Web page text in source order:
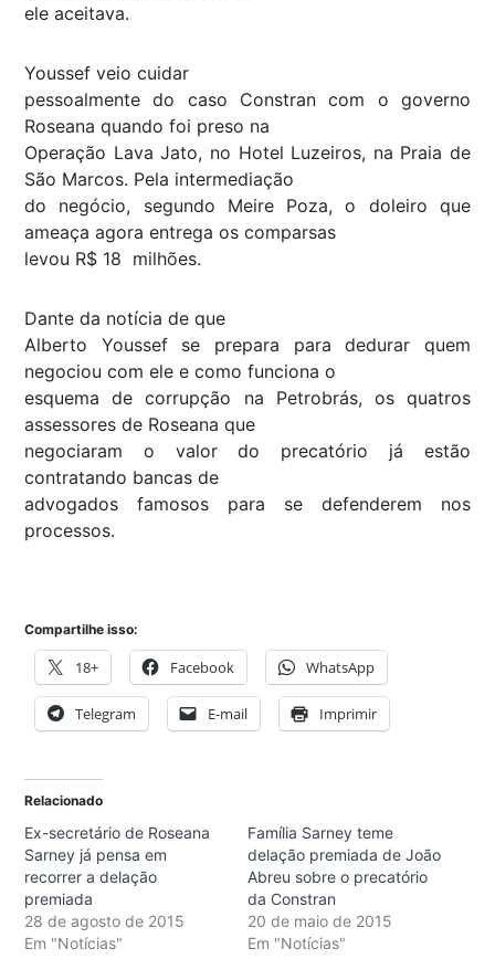
ele aceitava.
Youssef veio cuidar
pessoalmente do caso Constran com o governo
Roseana quando foi preso na
Operação Lava Jato, no Hotel Luzeiros, na Praia de
São Marcos. Pela intermediação
do negócio, segundo Meire Poza, o doleiro que
ameaça agora entrega os comparsas
levou R$ 18 milhões.
Dante da notícia de que
Alberto Youssef se prepara para dedurar quem
negociou com ele e como funciona o
esquema de corrupção na Petrobrás, os quatros
assessores de Roseana que
negociaram o valor do precatório já estão
contratando bancas de
advogados famosos para se defenderem nos
processos.
Compartilhe isso:
18+ Facebook WhatsApp
Telegram E-mail Imprimir
Relacionado
Ex-secretário de Roseana
Sarney já pensa em
recorrer a delação
premiada
28 de agosto de 2015
Em "Notícias"
Família Sarney teme
delação premiada de João
Abreu sobre o precatório
da Constran
20 de maio de 2015
Em "Notícias"